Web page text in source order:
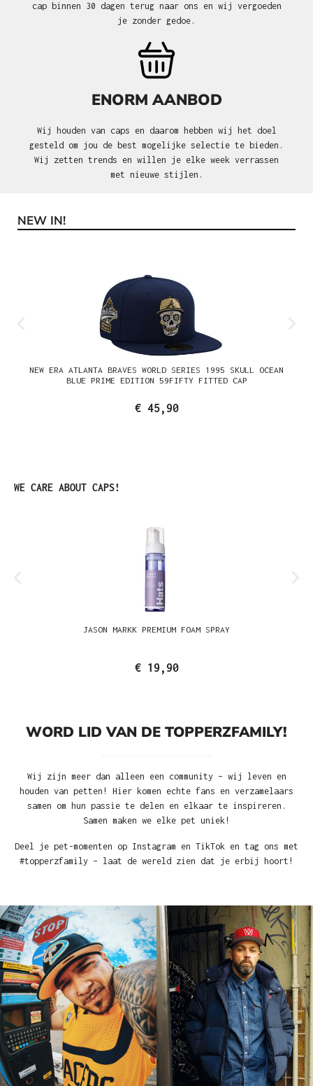
cap binnen 30 dagen terug naar ons en wij vergoeden
je zonder gedoe.
ENORM AANBOD
Wij houden van caps en daarom hebben wij het doel
gesteld om jou de best mogelijke selectie te bieden.
Wij zetten trends en willen je elke week verrassen
met nieuwe stijlen.
Productgalerij overslaan
NEW IN!
NEW ERA ATLANTA BRAVES WORLD SERIES 1995 SKULL OCEAN
BLUE PRIME EDITION 59FIFTY FITTED CAP
€ 45,90
Productgalerij overslaan
WE CARE ABOUT CAPS!
JASON MARKK PREMIUM FOAM SPRAY
€ 19,90
WORD LID VAN DE TOPPERZFAMILY!
Wij zijn meer dan alleen een community – wij leven en
houden van petten! Hier komen echte fans en verzamelaars
samen om hun passie te delen en elkaar te inspireren.
Samen maken we elke pet uniek!
Deel je pet-momenten op Instagram en TikTok en tag ons met
#topperzfamily – laat de wereld zien dat je erbij hoort!